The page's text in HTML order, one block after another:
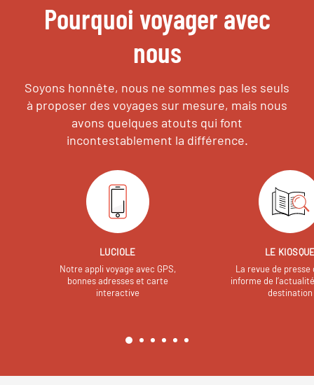
Pourquoi voyager avec
nous
Soyons honnête, nous ne sommes pas les seuls
à proposer des voyages sur mesure, mais nous
avons quelques atouts qui font
incontestablement la différence.
LUCIOLE
Notre appli voyage avec GPS,
bonnes adresses et carte
interactive
LE
La revue de presse
informe de
destination